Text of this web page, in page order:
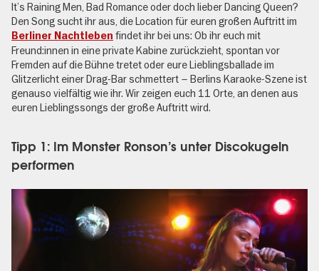
It’s Raining Men, Bad Romance oder doch lieber Dancing Queen?
Den Song sucht ihr aus, die Location für euren großen Auftritt im
Berliner Nachtleben findet ihr bei uns: Ob ihr euch mit
Freund:innen in eine private Kabine zurückzieht, spontan vor
Fremden auf die Bühne tretet oder eure Lieblingsballade im
Glitzerlicht einer Drag-Bar schmettert – Berlins Karaoke-Szene ist
genauso vielfältig wie ihr. Wir zeigen euch 11 Orte, an denen aus
euren Lieblingssongs der große Auftritt wird.
Tipp 1: Im Monster Ronson’s unter Discokugeln
performen